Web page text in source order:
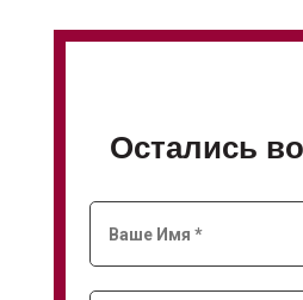
Остались